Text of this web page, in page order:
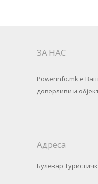
ЗА НАС
Powerinfo.mk e
доверливи и
Адреса
Булевар